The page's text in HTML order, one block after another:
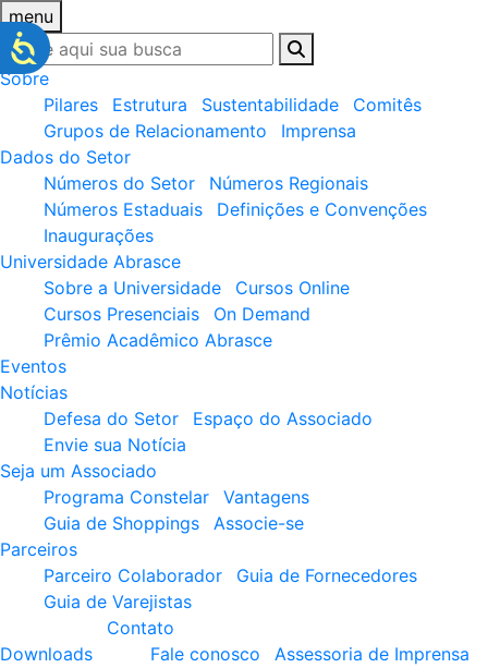
menu
Sobre
Pilares
Estrutura Sustentabilidade
Comitês
Grupos de Relacionamento
Imprensa
Dados do Setor
Números do Setor
Números Regionais
Números Estaduais
Definições e Convenções
Inaugurações
Universidade Abrasce
Sobre a Universidade
Cursos Online
Cursos Presenciais
On Demand
Prêmio Acadêmico Abrasce
Eventos
Notícias
Defesa do Setor
Espaço do Associado
Envie sua Notícia
Seja um Associado
Programa Constelar
Vantagens
Guia de Shoppings
Associe-se
Parceiros
Parceiro Colaborador
Guia de Fornecedores
Guia de Varejistas
Downloads
Contato
Fale conosco
Assessoria de Imprensa